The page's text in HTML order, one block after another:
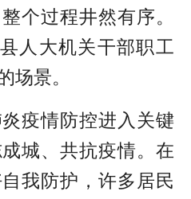
个过程井然有序。
人大机关干部职工
场景。
情防控进入关键
城、共抗疫情。在
我防护，许多居民